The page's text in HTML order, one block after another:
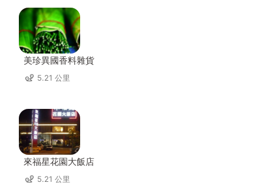
美珍異國香料雜貨
5.21 公里
來福星花園大飯店
5.21 公里